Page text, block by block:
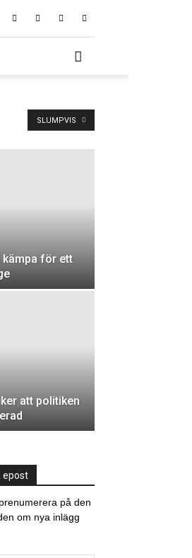
SLUMPVIS
kämpa för ett
att politiken
epost
på den
om nya inlägg